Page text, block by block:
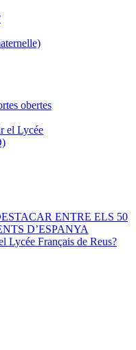
obertes
el Lycée
ENTRE ELS 50
D’ESPANYA
Lycée Français de Reus?